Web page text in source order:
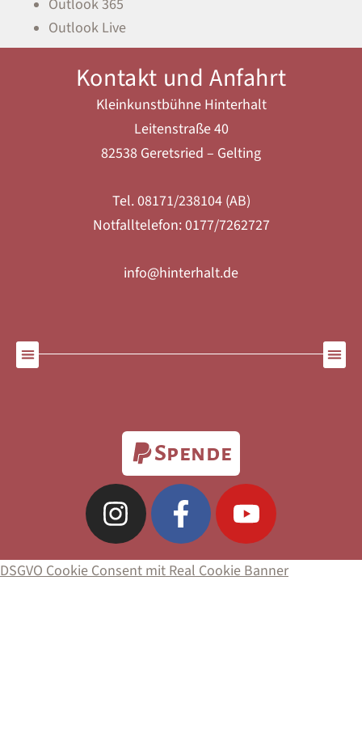
Outlook 365
Outlook Live
Kontakt und Anfahrt
Kleinkunstbühne Hinterhalt
Leitenstraße 40
82538 Geretsried – Gelting
Tel. 08171/238104 (AB)
Notfalltelefon: 0177/7262727
info@hinterhalt.de
Spende
DSGVO Cookie Consent mit Real Cookie Banner